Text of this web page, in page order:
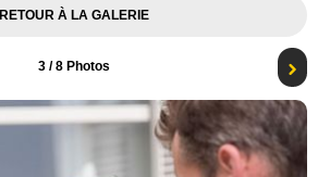
RETOUR À LA GALERIE
3 / 8 Photos